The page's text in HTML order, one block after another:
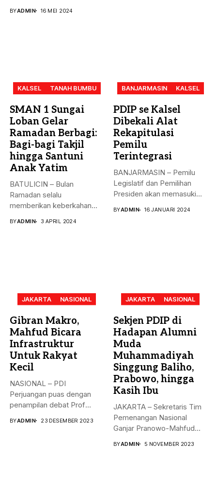
BYADMIN 16 MEI 2024
KALSEL TANAH BUMBU
SMAN 1 Sungai
Loban Gelar
Ramadan Berbagi:
Bagi-bagi Takjil
hingga Santuni
Anak Yatim
BATULICIN – Bulan
Ramadan selalu
memberikan keberkahan
BYADMIN 3 APRIL 2024
BANJARMASIN KALSEL
PDIP se Kalsel
Dibekali Alat
Rekapitulasi
Pemilu
Terintegrasi
BANJARMASIN – Pemilu
Legislatif dan Pemilihan
Presiden akan memasuki
BYADMIN 16 JANUARI 2024
JAKARTA NASIONAL
Gibran Makro,
Mahfud Bicara
Infrastruktur
Untuk Rakyat
Kecil
NASIONAL – PDI
Perjuangan puas dengan
penampilan debat Prof
BYADMIN 23 DESEMBER 2023
JAKARTA NASIONAL
Sekjen PDIP di
Hadapan Alumni
Muda
Muhammadiyah
Singgung Baliho,
Prabowo, hingga
Kasih Ibu
JAKARTA – Sekretaris Tim
Pemenangan Nasional
Ganjar Pranowo-Mahfud
BYADMIN 5 NOVEMBER 2023